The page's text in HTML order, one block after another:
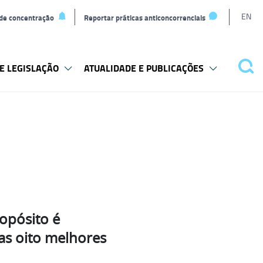
concentração Reportar práticas anticoncorrenciais EN
LEGISLAÇÃO ATUALIDADE E PUBLICAÇÕES
é
oito melhores